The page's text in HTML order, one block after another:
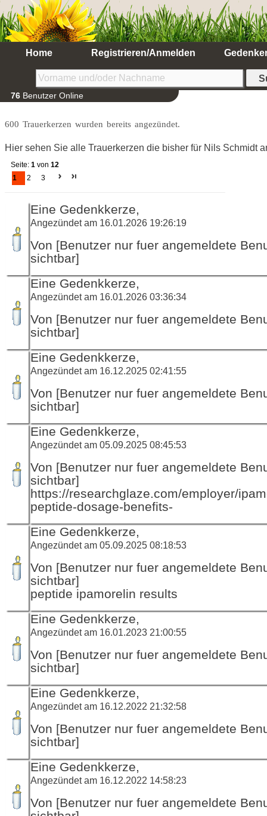
Home Registrieren/Anmelden
76 Benutzer Online
600 Trauerkerzen wurden bereits angezündet.
Hier sehen Sie alle Trauerkerzen die bisher für Nils Schmidt
Seite: 1 von 12
1
2 3
Eine Gedenkkerze,
Angezündet am 16.01.2026 19:26:19
Von [Benutzer nur fuer angemeldete
sichtbar]
Eine Gedenkkerze,
Angezündet am 16.01.2026 03:36:34
Von [Benutzer nur fuer angemeldete
sichtbar]
Eine Gedenkkerze,
Angezündet am 16.12.2025 02:41:55
Von [Benutzer nur fuer angemeldete
sichtbar]
Eine Gedenkkerze,
Angezündet am 05.09.2025 08:45:53
Von [Benutzer nur fuer angemeldete
sichtbar]
https://researchglaze.com/employer/
peptide-dosage-benefits-
Eine Gedenkkerze,
Angezündet am 05.09.2025 08:18:53
Von [Benutzer nur fuer angemeldete
sichtbar]
peptide ipamorelin results
Eine Gedenkkerze,
Angezündet am 16.01.2023 21:00:55
Von [Benutzer nur fuer angemeldete
sichtbar]
Eine Gedenkkerze,
Angezündet am 16.12.2022 21:32:58
Von [Benutzer nur fuer angemeldete
sichtbar]
Eine Gedenkkerze,
Angezündet am 16.12.2022 14:58:23
Von [Benutzer nur fuer angemeldete